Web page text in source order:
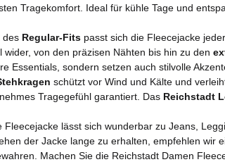
Tragekomfort. Ideal für kühle Tage und
des Regular-Fits passt sich die Fleecejacke
wider, von den präzisen Nähten bis hin zu den
Essentials, sondern setzen auch stilvolle
schützt vor Wind und Kälte und
Tragegefühl garantiert. Das Reichstadt
Fleecejacke lässt sich wunderbar zu Jeans,
der Jacke lange zu erhalten, empfehlen wir
Machen Sie die Reichstadt Damen